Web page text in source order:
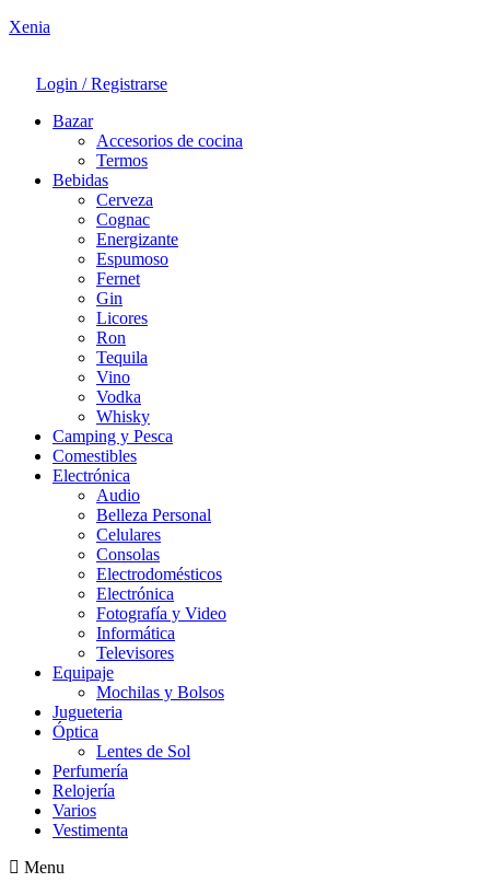
Xenia
Login / Registrarse
Bazar
Accesorios de cocina
Termos
Bebidas
Cerveza
Cognac
Energizante
Espumoso
Fernet
Gin
Licores
Ron
Tequila
Vino
Vodka
Whisky
Camping y Pesca
Comestibles
Electrónica
Audio
Belleza Personal
Celulares
Consolas
Electrodomésticos
Electrónica
Fotografía y Video
Informática
Televisores
Equipaje
Mochilas y Bolsos
Jugueteria
Óptica
Lentes de Sol
Perfumería
Relojería
Varios
Vestimenta
Menu